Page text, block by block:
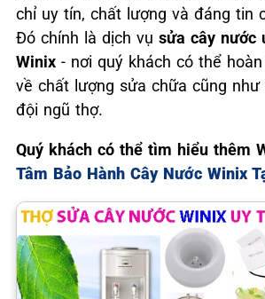
chỉ uy tín, chất lượng và đáng tin
Đó chính là dịch vụ sửa cây nước
Winix - nơi quý khách có thể
về chất lượng sửa chữa cũng như
đội ngũ thợ.
Quý khách có thể tìm hiểu thêm
Tâm Bảo Hành Cây Nước Winix